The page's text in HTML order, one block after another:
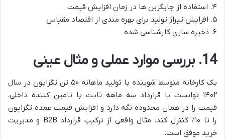
۴. استفاده از جایگزین ها در زمان افزایش قیمت
۵. افزایش تیراژ تولید برای بهره مندی از اقتصاد مقیاس
۶. ذخیره سازی کارشناسی شده
14. بررسی موارد عملی و مثال عینی
یک کارخانه متوسط شوینده با تولید ماهانه ۵۰ تن تگزاپون در سال
۱۴۰۲ توانست با قرارداد سه ماهه ثابت با تامین کننده داخلی،
قیمت را در همان محدوده نگه دارد و افزایش قیمت عمده تگزاپون
را تا ۱۰٪ کنترل کند. مثال واقعی از ترکیب قرارداد B2B و مدیریت
خرید موفق است.